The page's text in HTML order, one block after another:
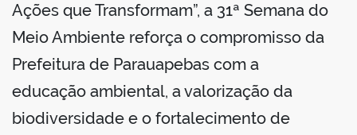
Ações que Transformam”, a 31ª Semana do
Meio Ambiente reforça o compromisso da
Prefeitura de Parauapebas com a
educação ambiental, a valorização da
biodiversidade e o fortalecimento de